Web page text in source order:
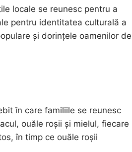
locale se reunesc pentru a
pentru identitatea culturală a
și dorințele oamenilor de
în care familiile se reunesc
ouăle roșii și mielul, fiecare
în timp ce ouăle roșii